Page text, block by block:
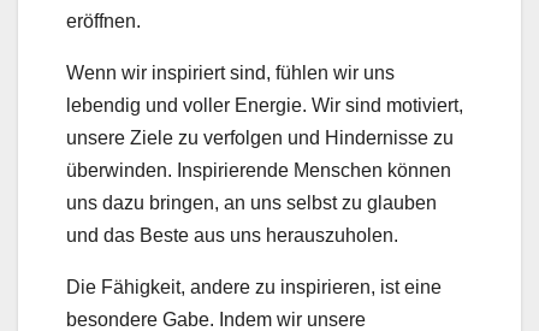
eröffnen.
Wenn wir inspiriert sind, fühlen wir uns
lebendig und voller Energie. Wir sind motiviert,
unsere Ziele zu verfolgen und Hindernisse zu
überwinden. Inspirierende Menschen können
uns dazu bringen, an uns selbst zu glauben
und das Beste aus uns herauszuholen.
Die Fähigkeit, andere zu inspirieren, ist eine
besondere Gabe. Indem wir unsere